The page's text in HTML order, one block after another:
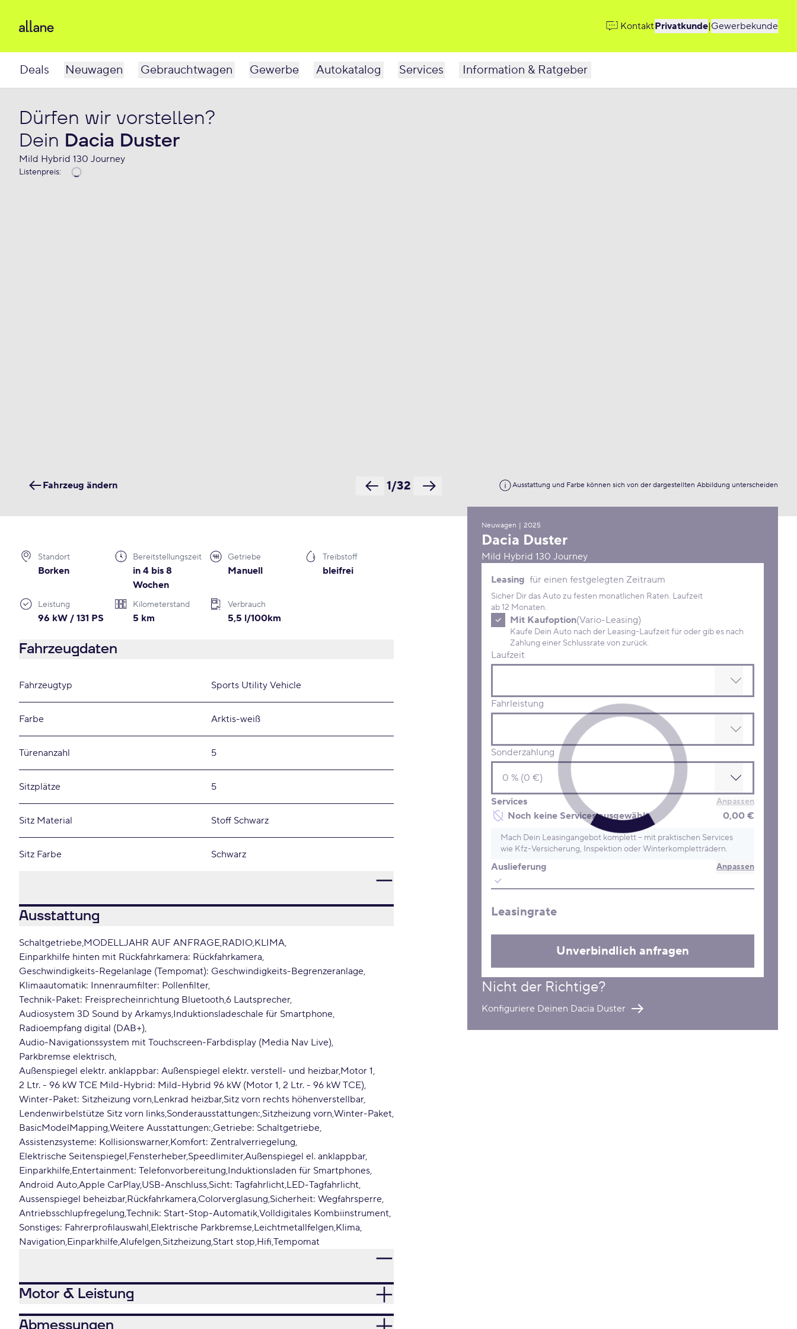
KontaktPrivatkunde|Gewerbekunde
Deals Neuwagen Gebrauchtwagen Gewerbe Autokatalog Services Information & Ratgeber
Dürfen wir vorstellen?
Dein Dacia Duster
Mild Hybrid 130 Journey
Listenpreis:
Ausstattung und Farbe können sich von der dargestellten Abbildung unterscheiden
1/32
Fahrzeug ändern
Neuwagen | 2025
Dacia Duster
Mild Hybrid 130 Journey
Leasing Konditionen
Leasing für einen festgelegten Zeitraum
Sicher Dir das Auto zu festen monatlichen Raten. Laufzeit
ab 12 Monaten.
Mit Kaufoption(Vario-Leasing)
Kaufe Dein Auto nach der Leasing-Laufzeit für oder gib es nach
Zahlung einer Schlussrate von zurück.
Laufzeit
Fahrleistung
Sonderzahlung
Services Anpassen
Noch keine Services ausgewählt 0,00 €
Mach Dein Leasingangebot komplett – mit praktischen Services
wie Kfz-Versicherung, Inspektion oder Winterkompletträdern.
Auslieferung Anpassen
Leasingrate
Unverbindlich anfragen
Nicht der Richtige?
Konfiguriere Deinen Dacia Duster
Standort
Borken
Bereitstellungszeit
in 4 bis 8
Wochen
Getriebe
Manuell
Treibstoff
bleifrei
Leistung
96 kW / 131 PS
Kilometerstand
5 km
Verbrauch
5,5 l/100km
Fahrzeugdaten
Fahrzeugtyp Sports Utility Vehicle
Farbe Arktis-weiß
Türenanzahl 5
Sitzplätze 5
Sitz Material Stoff Schwarz
Sitz Farbe Schwarz
Ausstattung
Schaltgetriebe MODELLJAHR AUF ANFRAGE RADIO KLIMA
Einparkhilfe hinten mit Rückfahrkamera: Rückfahrkamera
Geschwindigkeits-Regelanlage (Tempomat): Geschwindigkeits-Begrenzeranlage
Klimaautomatik: Innenraumfilter: Pollenfilter
Technik-Paket: Freisprecheinrichtung Bluetooth 6 Lautsprecher
Audiosystem 3D Sound by Arkamys Induktionsladeschale für Smartphone
Radioempfang digital (DAB+)
Audio-Navigationssystem mit Touchscreen-Farbdisplay (Media Nav Live)
Parkbremse elektrisch
Außenspiegel elektr. anklappbar: Außenspiegel elektr. verstell- und heizbar Motor 1
2 Ltr. - 96 kW TCE Mild-Hybrid: Mild-Hybrid 96 kW (Motor 1, 2 Ltr. - 96 kW TCE)
Winter-Paket: Sitzheizung vorn Lenkrad heizbar Sitz vorn rechts höhenverstellbar
Lendenwirbelstütze Sitz vorn links Sonderausstattungen: Sitzheizung vorn Winter-Paket
BasicModelMapping Weitere Ausstattungen: Getriebe: Schaltgetriebe
Assistenzsysteme: Kollisionswarner Komfort: Zentralverriegelung
Elektrische Seitenspiegel Fensterheber SpeedlimiterAußenspiegel el. anklappbar
Einparkhilfe Entertainment: Telefonvorbereitung Induktionsladen für Smartphones
Android AutoApple CarPlay USB-Anschluss Sicht: Tagfahrlicht LED-Tagfahrlicht
Aussenspiegel beheizbar Rückfahrkamera Colorverglasung Sicherheit: Wegfahrsperre
Antriebsschlupfregelung Technik: Start-Stop-AutomatikVolldigitales Kombiinstrument
Sonstiges: Fahrerprofilauswahl Elektrische Parkbremse Leichtmetallfelgen Klima
Navigation EinparkhilfeAlufelgen Sitzheizung Start stop Hifi Tempomat
Motor & Leistung